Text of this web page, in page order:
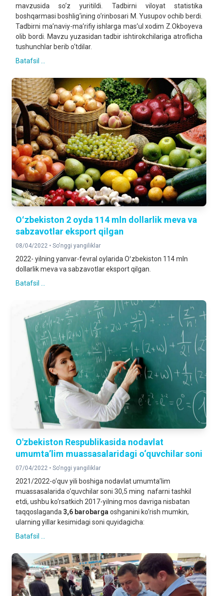
mavzusida so‘z yuritildi. Tadbirni viloyat statistika
boshqarmasi boshlig‘ining o‘rinbosari M. Yusupov ochib berdi.
Tadbirni ma’naviy-ma’rifiy ishlarga mas’ul xodim Z.Okboyeva
olib bordi. Mavzu yuzasidan tadbir ishtirokchilariga atroflicha
tushunchlar berib o‘tdilar.
Batafsil ...
Oʻzbekiston 2 oyda 114 mln dollarlik meva va
sabzavotlar eksport qilgan
08/04/2022 • So'nggi yangiliklar
2022- yilning yanvar-fevral oylarida Oʻzbekiston 114 mln
dollarlik meva va sabzavotlar eksport qilgan.
Batafsil ...
O'zbekiston Respublikasida nodavlat
umumtaʼlim muassasalaridagi o‘quvchilar soni
07/04/2022 • So'nggi yangiliklar
2021/2022-o‘quv yili boshiga nodavlat umumtaʼlim
muassasalarida o‘quvchilar soni 30,5 ming nafarni tashkil
etdi, ushbu ko‘rsatkich 2017-yilning mos davriga nisbatan
taqqoslaganda 3,6 barobarga oshganini ko‘rish mumkin,
ularning yillar kesimidagi soni quyidagicha:
Batafsil ...